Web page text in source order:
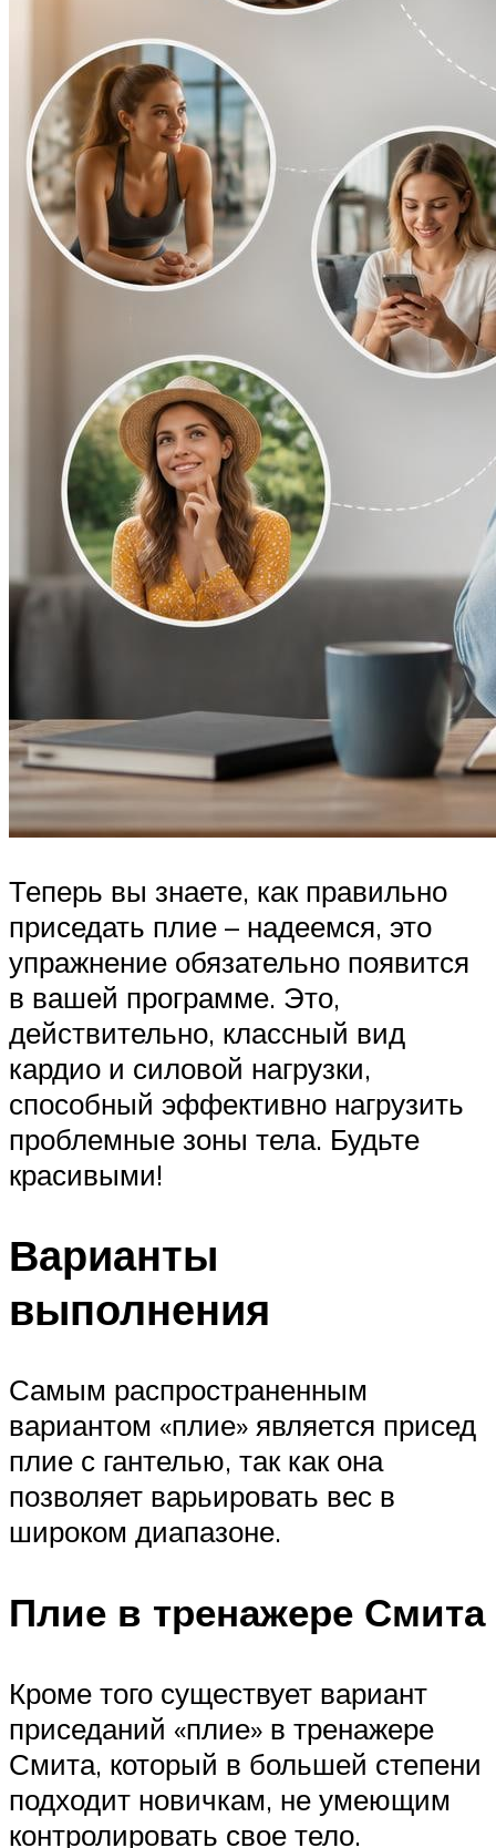
Теперь вы знаете, как правильно
приседать плие – надеемся, это
упражнение обязательно появится
в вашей программе. Это,
действительно, классный вид
кардио и силовой нагрузки,
способный эффективно нагрузить
проблемные зоны тела. Будьте
красивыми!
Варианты
выполнения
Самым распространенным
вариантом «плие» является присед
плие с гантелью, так как она
позволяет варьировать вес в
широком диапазоне.
Плие в тренажере Смита
Кроме того существует вариант
приседаний «плие» в тренажере
Смита, который в большей степени
подходит новичкам, не умеющим
контролировать свое тело.